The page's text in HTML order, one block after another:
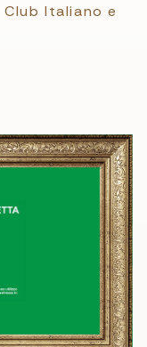
Club Italiano e